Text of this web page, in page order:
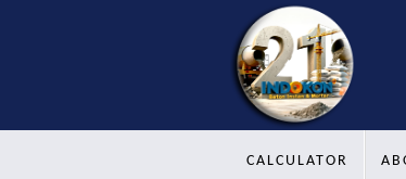
CALCULATOR